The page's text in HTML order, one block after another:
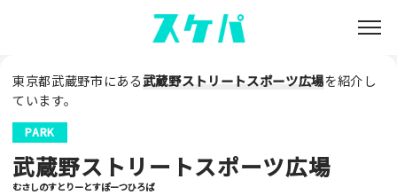
東京都武蔵野市にある武蔵野ストリートスポーツ広場を紹介し
ています。
PARK
武蔵野ストリートスポーツ広場
むさしのすとりーとすぽーつひろば